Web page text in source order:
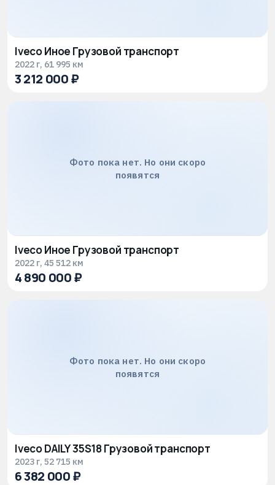
Iveco Иное Грузовой транспорт
2022 г, 61 995 км
3 212 000 ₽
Фото пока нет. Но они скоро
появятся
Iveco Иное Грузовой транспорт
2022 г, 45 512 км
4 890 000 ₽
Фото пока нет. Но они скоро
появятся
Iveco DAILY 35S18 Грузовой транспорт
2023 г, 52 715 км
6 382 000 ₽